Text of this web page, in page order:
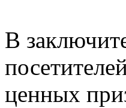
В
ценных